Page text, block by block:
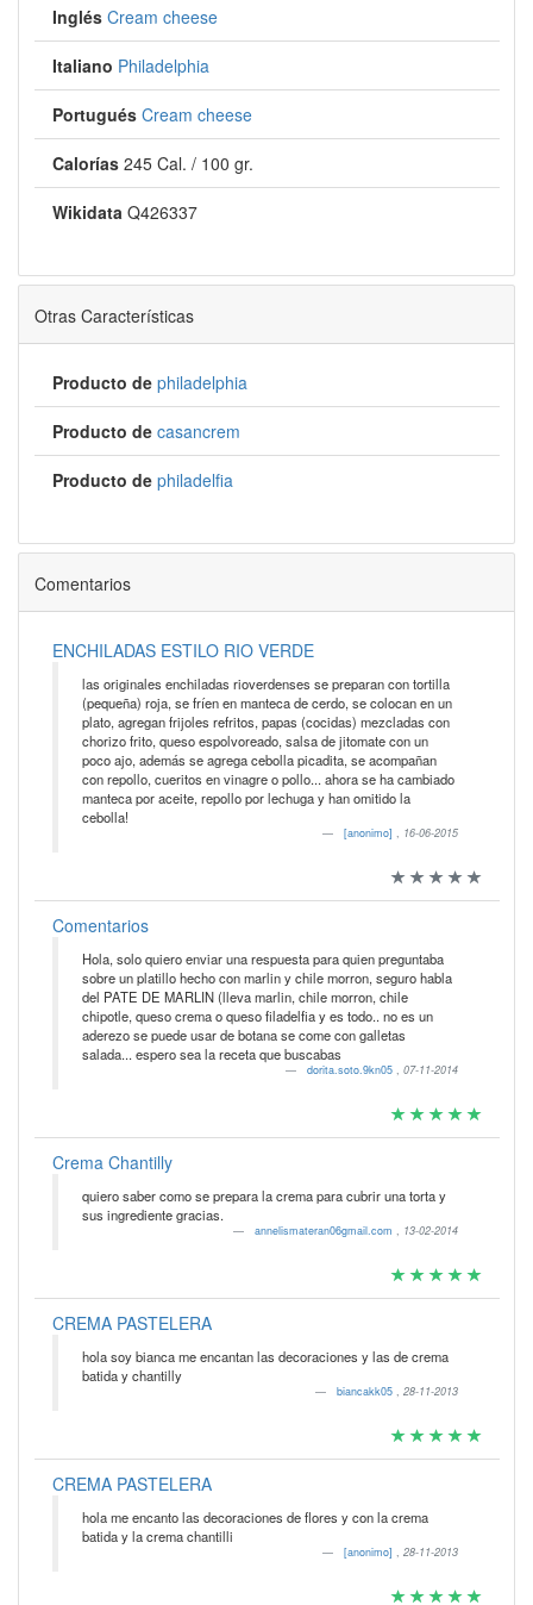
Inglés Cream cheese
Italiano Philadelphia
Portugués Cream cheese
Calorías 245 Cal. / 100 gr.
Wikidata Q426337
Otras Características
Producto de philadelphia
Producto de casancrem
Producto de philadelfia
Comentarios
ENCHILADAS ESTILO RIO VERDE
las originales enchiladas rioverdenses se preparan con tortilla
(pequeña) roja, se fríen en manteca de cerdo, se colocan en un
plato, agregan frijoles refritos, papas (cocidas) mezcladas con
chorizo frito, queso espolvoreado, salsa de jitomate con un
poco ajo, además se agrega cebolla picadita, se acompañan
con repollo, cueritos en vinagre o pollo... ahora se ha cambiado
manteca por aceite, repollo por lechuga y han omitido la
cebolla!
[anonimo] , 16-06-2015
Comentarios
Hola, solo quiero enviar una respuesta para quien preguntaba
sobre un platillo hecho con marlin y chile morron, seguro habla
del PATE DE MARLIN (lleva marlin, chile morron, chile
chipotle, queso crema o queso filadelfia y es todo.. no es un
aderezo se puede usar de botana se come con galletas
salada... espero sea la receta que buscabas
dorita.soto.9kn05 , 07-11-2014
Crema Chantilly
quiero saber como se prepara la crema para cubrir una torta y
sus ingrediente gracias.
annelismateran06gmail.com , 13-02-2014
CREMA PASTELERA
hola soy bianca me encantan las decoraciones y las de crema
batida y chantilly
biancakk05 , 28-11-2013
CREMA PASTELERA
hola me encanto las decoraciones de flores y con la crema
batida y la crema chantilli
[anonimo] , 28-11-2013